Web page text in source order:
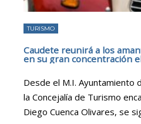
TURISMO
Caudete reunirá a los
en su gran concentración
Desde el M.I. Ayuntamiento
la Concejalía de Turismo
Diego Cuenca Olivares, se